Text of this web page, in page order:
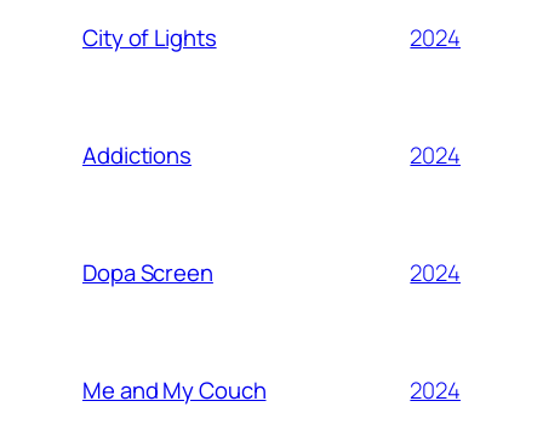
City of Lights 2024
Addictions 2024
Dopa Screen 2024
Me and My Couch 2024